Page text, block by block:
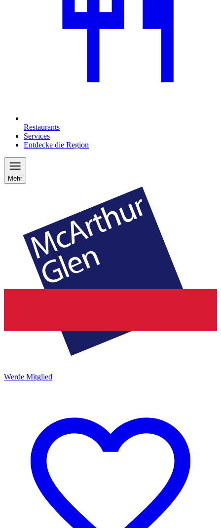
Restaurants
Services
Entdecke die Region
Mehr
Werde Mitglied